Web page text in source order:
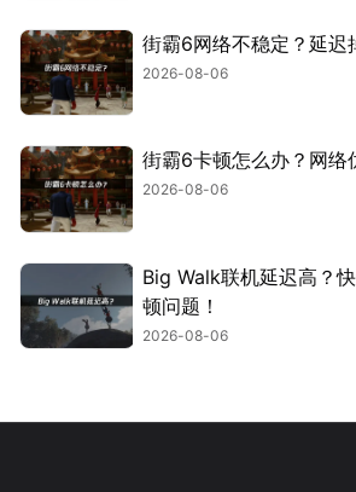
街霸6网络不稳定？延迟
2026-08-06
街霸6卡顿怎么办？网络
2026-08-06
Big Walk联机延迟高？
顿问题！
2026-08-06